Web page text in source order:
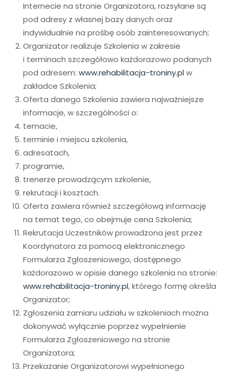
Internecie na stronie Organizatora, rozsyłane są
pod adresy z własnej bazy danych oraz
indywidualnie na prośbę osób zainteresowanych;
Organizator realizuje Szkolenia w zakresie
i terminach szczegółowo każdorazowo podanych
pod adresem: www.rehabilitacja-troniny.plw
zakładce Szkolenia;
Oferta danego Szkolenia zawiera najważniejsze
informacje, w szczególności o:
temacie,
terminie i miejscu szkolenia,
adresatach,
programie,
trenerze prowadzącym szkolenie,
rekrutacji i kosztach.
Oferta zawiera również szczegółową informację
na temat tego, co obejmuje cena Szkolenia;
Rekrutacja Uczestników prowadzona jest przez
Koordynatora za pomocą elektronicznego
Formularza Zgłoszeniowego, dostępnego
każdorazowo w opisie danego szkolenia na stronie:
www.rehabilitacja-troniny.pl, którego formę określa
Organizator;
Zgłoszenia zamiaru udziału w szkoleniach można
dokonywać wyłącznie poprzez wypełnienie
Formularza Zgłoszeniowego na stronie
Organizatora;
Przekazanie Organizatorowi wypełnionego